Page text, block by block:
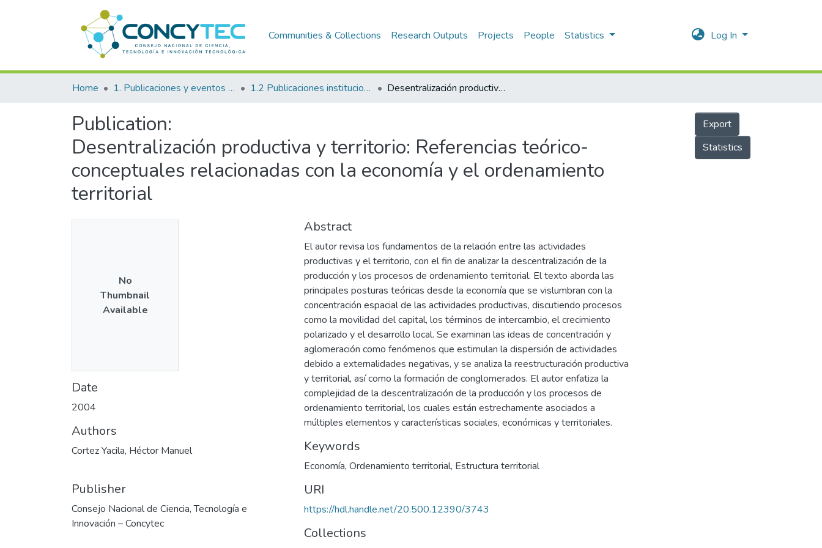
Communities & Collections Research Outputs Projects People Statistics Log In
Home 1. Publicaciones y eventos institucionales 1.2 Publicaciones institucionales Desentralización productiva y territorio: Referencias teórico-conceptuales relacionadas con la economía y el ordenamiento territorial
Publication:
Desentralización productiva y territorio: Referencias teórico-
conceptuales relacionadas con la economía y el ordenamiento
territorial
Export
Statistics
No
Thumbnail
Available
Date
2004
Authors
Cortez Yacila, Héctor Manuel
Publisher
Consejo Nacional de Ciencia, Tecnología e
Innovación – Concytec
Abstract
El autor revisa los fundamentos de la relación entre las actividades
productivas y el territorio, con el fin de analizar la descentralización de la
producción y los procesos de ordenamiento territorial. El texto aborda las
principales posturas teóricas desde la economía que se vislumbran con la
concentración espacial de las actividades productivas, discutiendo procesos
como la movilidad del capital, los términos de intercambio, el crecimiento
polarizado y el desarrollo local. Se examinan las ideas de concentración y
aglomeración como fenómenos que estimulan la dispersión de actividades
debido a externalidades negativas, y se analiza la reestructuración productiva
y territorial, así como la formación de conglomerados. El autor enfatiza la
complejidad de la descentralización de la producción y los procesos de
ordenamiento territorial, los cuales están estrechamente asociados a
múltiples elementos y características sociales, económicas y territoriales.
Keywords
Economía, Ordenamiento territorial, Estructura territorial
URI
https://hdl.handle.net/20.500.12390/3743
Collections